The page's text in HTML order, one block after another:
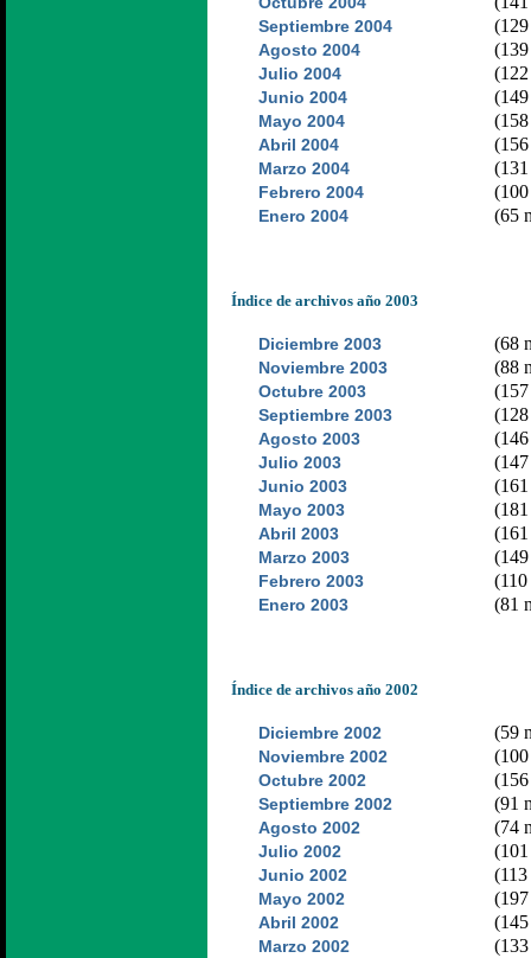
Septiembre 2004
Agosto 2004
Julio 2004
Junio 2004
Mayo 2004
Abril 2004
Marzo 2004
Febrero 2004
Enero 2004 (65
Índice de archivos año 2003
Diciembre 2003 (68
Noviembre 2003 (88
Octubre 2003
Septiembre 2003
Agosto 2003
Julio 2003
Junio 2003
Mayo 2003
Abril 2003
Marzo 2003
Febrero 2003
Enero 2003 (81
Índice de archivos año 2002
Diciembre 2002 (59
Noviembre 2002
Octubre 2002
Septiembre 2002 (91
Agosto 2002 (74
Julio 2002
Junio 2002
Mayo 2002
Abril 2002
Marzo 2002